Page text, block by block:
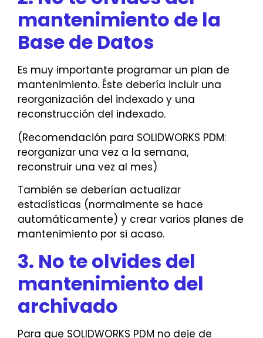
mantenimiento de la
Base de Datos
Es muy importante programar un plan de
mantenimiento. Éste debería incluir una
reorganización del indexado y una
reconstrucción del indexado.
(Recomendación para SOLIDWORKS PDM:
reorganizar una vez a la semana,
reconstruir una vez al mes)
También se deberían actualizar
estadísticas (normalmente se hace
automáticamente) y crear varios planes de
mantenimiento por si acaso.
3. No te olvides del
mantenimiento del
archivado
Para que SOLIDWORKS PDM no deje de